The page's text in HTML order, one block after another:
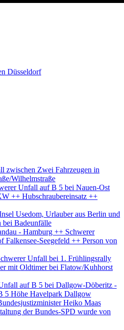
Düsseldorf
zwischen Zwei Fahrzeugen in
Wilhelmstraße
Unfall auf B 5 bei Nauen-Ost
++ Hubschraubereinsatz ++
Usedom, Urlauber aus Berlin und
bei Badeunfälle
- Hamburg ++ Schwerer
Falkensee-Seegefeld ++ Person von
Unfall bei 1. Frühlingsrally
mit Oldtimer bei Flatow/Kuhhorst
auf B 5 bei Dallgow-Döberitz -
5 Höhe Havelpark Dallgow
Heiko Maas
der Bundes-SPD wurde von